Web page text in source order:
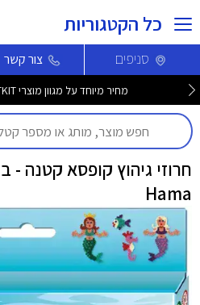
כל הקטגוריות
סניפים צור קשר
מחיר מיוחד על מגוון מוצרי PETKIT לחברי מועדון >>
חרוזי גיהוץ קופסא קטנה -
Hama